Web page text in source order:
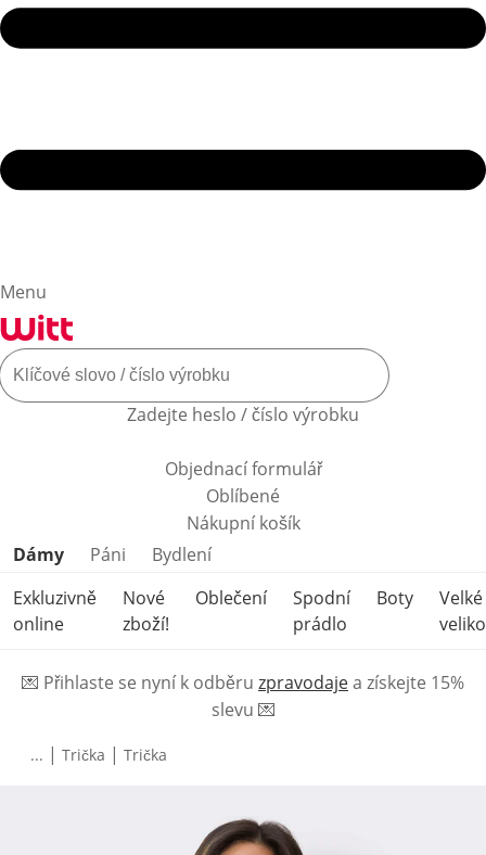
Menu
Zadejte heslo / číslo výrobku
Objednací formulář
Oblíbené
Nákupní košík
Přeskočit kategorie produktů
Dámy Páni
Bydlení
Exkluzivně
online
Nové
zboží!
Oblečení
Spodní
prádlo
Boty
Velké
💌 Přihlaste se nyní k odběru zpravodajea získejte 15%
slevu 💌
... | Trička | Trička